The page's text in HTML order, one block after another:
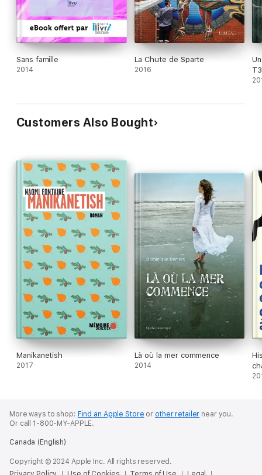
Sans famille
2014
La Chute de Sparte
2016
T3
Customers Also Bought
Manikanetish
2017
Là où la mer commence
2014
More ways to shop: Find an Apple Store or other retailer near you.
Or call 1-800-MY-APPLE.
Canada (English)
Copyright © 2024 Apple Inc. All rights reserved.